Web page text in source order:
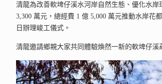
清龍為改善軟埤仔溪水河岸自然生態、優化水
3,300 萬元，總經費 1 億 5,000 萬元推動水岸花
日辦理峻工儀式。
清龍邀請鄉親大家共同體驗煥然一新的軟埤仔溪